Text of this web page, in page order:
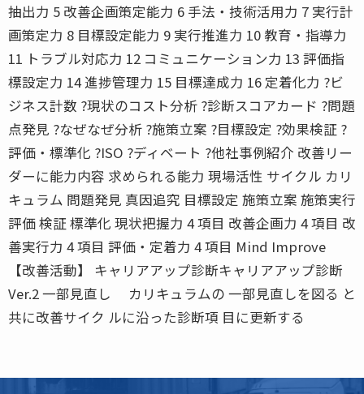
抽出力 5 改善企画策定能力 6 手法・技術活用力 7 実行計
画策定力 8 目標設定能力 9 実行推進力 10 教育・指導力
11 トラブル対応力 12 コミュニケーション力 13 評価指
標設定力 14 進捗管理力 15 目標達成力 16 定着化力 ?ビ
ジネス計数 ?現状のコスト分析 ?診断スコアカード ?問題
点発見 ?なぜなぜ分析 ?施策立案 ?目標設定 ?効果検証 ?
評価・標準化 ?ISO ?ディベート ?他社事例紹介 改善リー
ダーに能力内容 求められる能力 現場活性 サイクル カリ
キュラム 問題発見 真因追究 目標設定 施策立案 施策実行
評価 検証 標準化 現状把握力 4 項目 改善企画力 4 項目 改
善実行力 4 項目 評価・定着力 4 項目 Mind Improve
【改善活動】 キャリアアップ診断キャリアアップ診断
Ver.2 一部見直し カリキュラムの 一部見直しを図る と
共に改善サイク ルに沿った診断項 目に更新する